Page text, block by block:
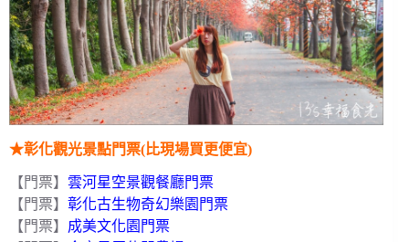
★彰化觀光景點門票(比現場買更便宜)
【門票】 雲河星空景觀餐廳門票
【門票】 彰化古生物奇幻樂園門票
【門票】 成美文化園門票